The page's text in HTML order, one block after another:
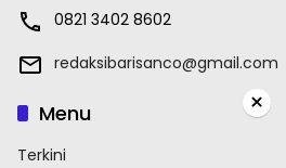
0821 3402 8602
redaksibarisanco@gmail.com
Menu
Terkini
×